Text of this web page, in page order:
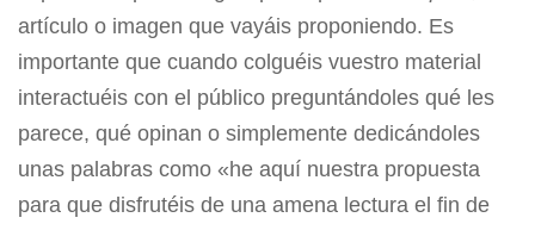
artículo o imagen que vayáis proponiendo. Es
importante que cuando colguéis vuestro material
interactuéis con el público preguntándoles qué les
parece, qué opinan o simplemente dedicándoles
unas palabras como «he aquí nuestra propuesta
para que disfrutéis de una amena lectura el fin de